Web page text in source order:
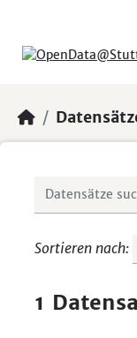
Sortieren nach
1